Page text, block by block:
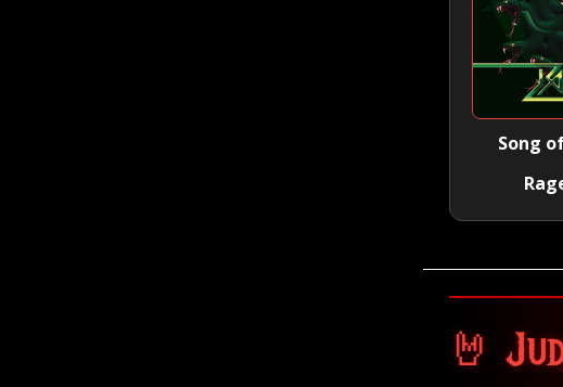
Song
🤘 Judas Priest